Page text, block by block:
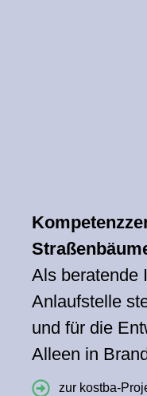
Als beratende
Anlaufstelle
und für die
Alleen in
zur kostba-